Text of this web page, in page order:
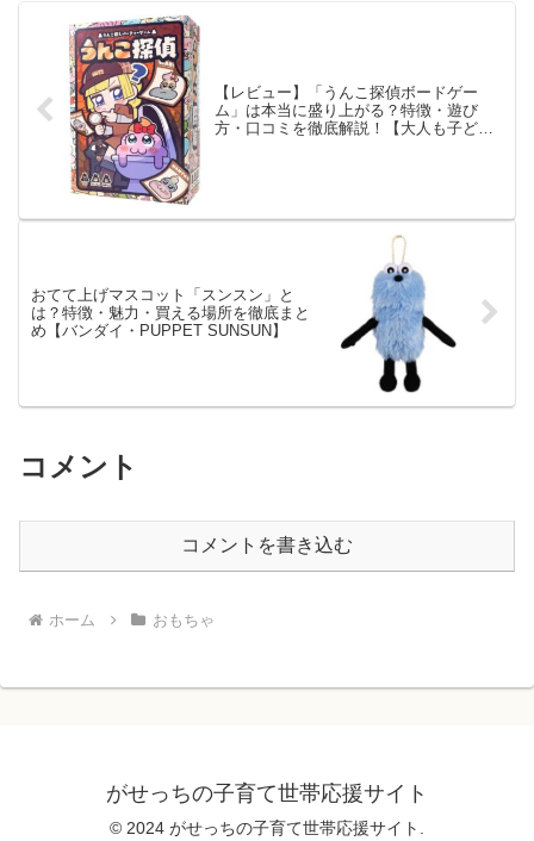
【レビュー】「うんこ探偵ボードゲー
ム」は本当に盛り上がる？特徴・遊び
方・口コミを徹底解説！【大人も子ども
おてて上げマスコット「スンスン」と
は？特徴・魅力・買える場所を徹底まと
め【バンダイ・PUPPET SUNSUN】
コメント
コメントを書き込む
ホーム おもちゃ
がせっちの子育て世帯応援サイト
© 2024 がせっちの子育て世帯応援サイト.